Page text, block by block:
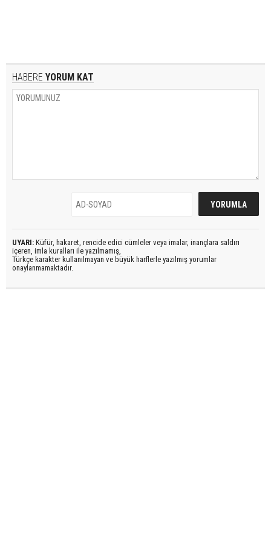
HABERE YORUM KAT
UYARI: Küfür, hakaret, rencide edici cümleler veya imalar, inançlara saldırı
içeren, imla kuralları ile yazılmamış,
Türkçe karakter kullanılmayan ve büyük harflerle yazılmış yorumlar
onaylanmamaktadır.